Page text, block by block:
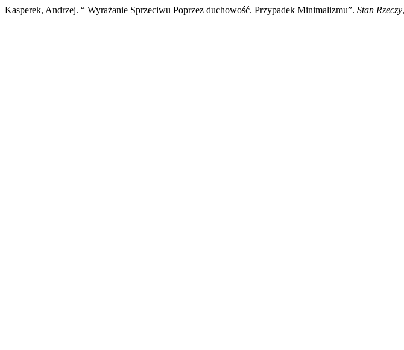
Kasperek, Andrzej. “ Wyrażanie Sprzeciwu Poprzez duchowość. Przypadek Minimalizmu”. Stan Rzeczy